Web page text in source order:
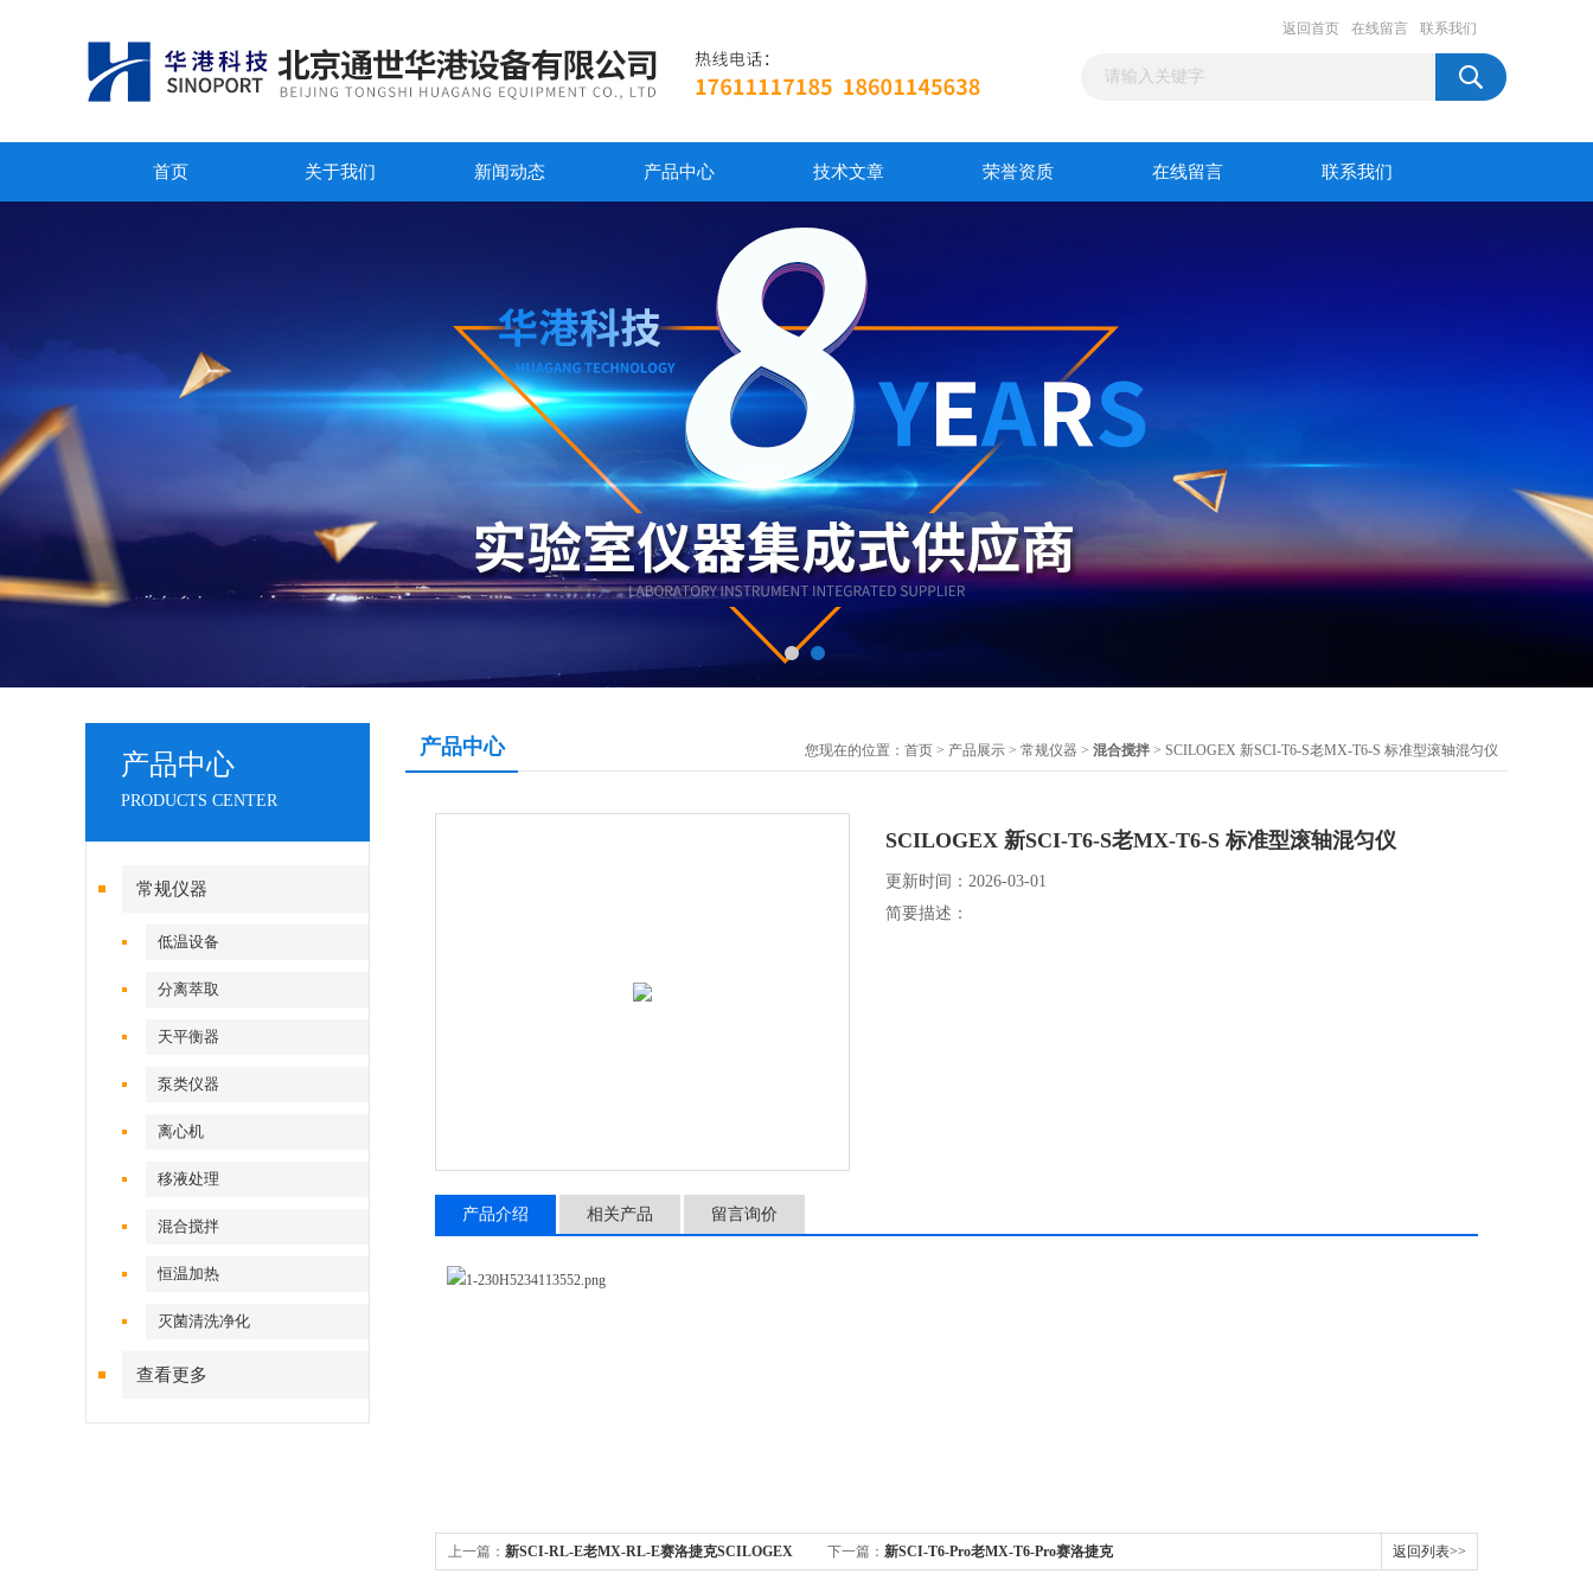
返回首页 在线留言 联系我们
首页 关于我们 新闻动态 产品中心 技术文章 荣誉资质 在线留言 联系我们
产品中心
PRODUCTS CENTER
常规仪器
低温设备
分离萃取
天平衡器
泵类仪器
离心机
移液处理
混合搅拌
恒温加热
灭菌清洗净化
查看更多
产品中心 您现在的位置： 首页 > 产品展示 > 常规仪器 > 混合搅拌 > SCILOGEX 新SCI-T6-S老MX-T6-S 标准型滚轴混匀仪
SCILOGEX 新SCI-T6-S老MX-T6-S 标准型滚轴混匀仪
更新时间：2026-03-01
简要描述：
产品介绍 相关产品 留言询价
上一篇： 新SCI-RL-E老MX-RL-E赛洛捷克SCILOGEX 下一篇： 新SCI-T6-Pro老MX-T6-Pro赛洛捷克 返回列表>>